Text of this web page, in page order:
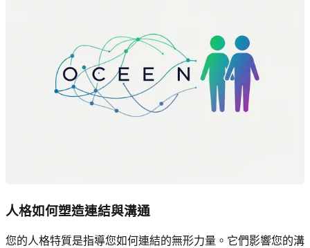
人格如何塑造連結與溝通
您的人格特質是指導您如何連結的無形力量。它們影響您的溝